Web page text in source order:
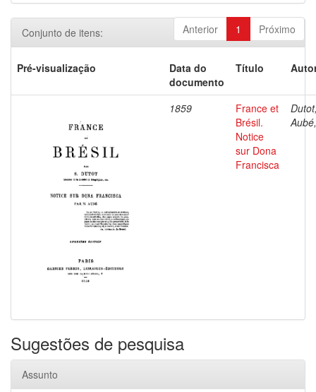
Anterior 1 Próximo
Conjunto de itens:
Pré-visualização
Data do
documento
Título
1859
France et
Brésil.
Notice
sur Dona
Francisca
Sugestões de pesquisa
Assunto